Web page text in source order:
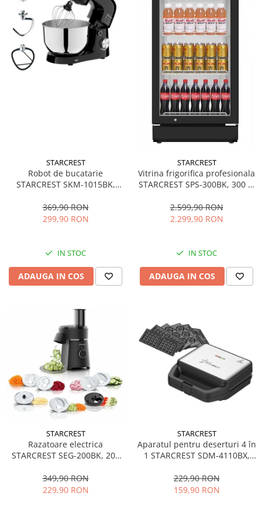
STARCREST
Robot de bucatarie
STARCREST SKM-1015BK,
Accesorii, 10 Viteze + Pulse,
Negru
369,90 RON
299,90 RON
IN STOC
ADAUGA IN COS
STARCREST
Vitrina frigorifica profesionala
STARCREST SPS-300BK, 300 L,
LED, H 169.5 cm, Negru
2.599,90 RON
2.299,90 RON
IN STOC
ADAUGA IN COS
STARCREST
Razatoare electrica
STARCREST SEG-200BK, 200
349,90 RON
229,90 RON
STARCREST
Aparatul pentru deserturi 4 în
1 STARCREST SDM-4110BX,
invelis ceramic pentru vafe,
nuci, gogosi si smile
229,90 RON
159,90 RON